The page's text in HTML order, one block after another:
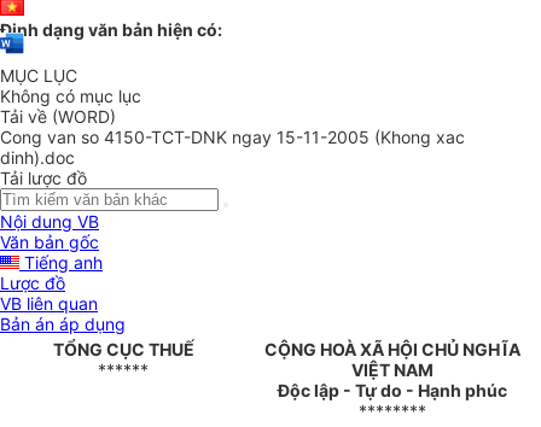
Định dạng văn bản hiện có:
MỤC LỤC
Không có mục lục
Tải về (WORD)
Cong van so 4150-TCT-DNK ngay 15-11-2005 (Khong xac
dinh).doc
Tải lược đồ
Nội dung VB
Văn bản gốc
Tiếng anh
Lược đồ
VB liên quan
Bản án áp dụng
TỔNG CỤC THUẾ
******
CỘNG HOÀ XÃ HỘI CHỦ NGHĨA
VIỆT NAM
Độc lập - Tự do - Hạnh phúc
********